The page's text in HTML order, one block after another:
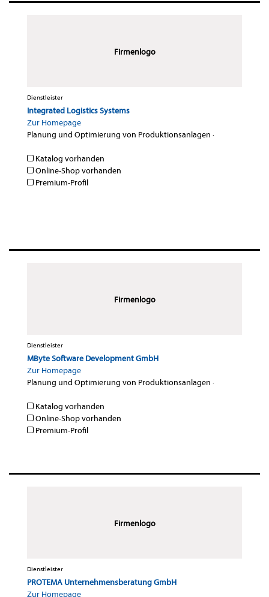
Firmenlogo
Dienstleister
Integrated Logistics Systems
Zur Homepage
Planung und Optimierung von Produktionsanlagen ·
Katalog vorhanden
Online-Shop vorhanden
Premium-Profil
Firmenlogo
Dienstleister
MByte Software Development GmbH
Zur Homepage
Planung und Optimierung von Produktionsanlagen ·
Katalog vorhanden
Online-Shop vorhanden
Premium-Profil
Firmenlogo
Dienstleister
PROTEMA Unternehmensberatung GmbH
Zur Homepage